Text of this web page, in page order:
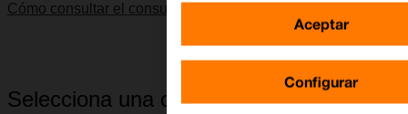
Cómo consultar el consumo de datos
Selecciona una categoría
Configurar
Aceptar